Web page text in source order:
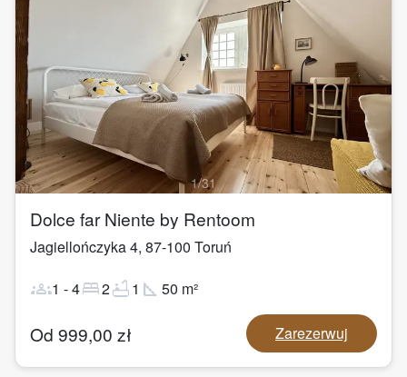
1/31
Dolce far Niente by Rentoom
Jagiellończyka 4, 87-100 Toruń
groups1 -4bed2bathtub1 square_foot 50 m²
Od 999,00 zł Zarezerwuj